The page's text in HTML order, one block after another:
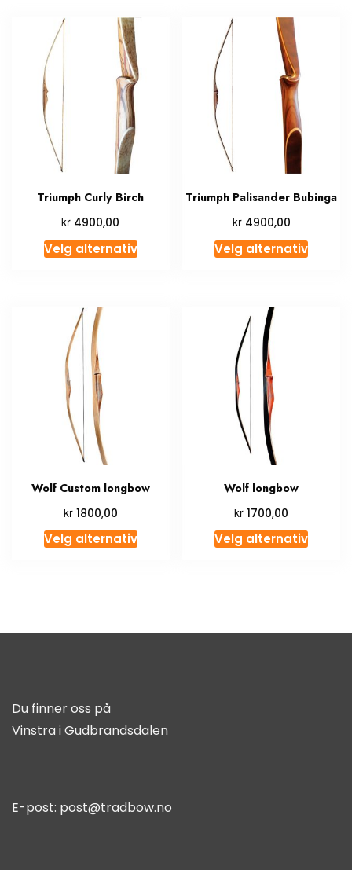
Triumph Curly Birch
kr 4900,00
Velg alternativ
Triumph Palisander Bubinga
kr4900,00
Velg alternativ
Wolf Custom longbow
kr1800,00
Velg alternativ
Wolf longbow
kr 1700,00
Velg alternativ
Du finner oss på
Vinstra i Gudbrandsdalen
E-post: post@tradbow.no